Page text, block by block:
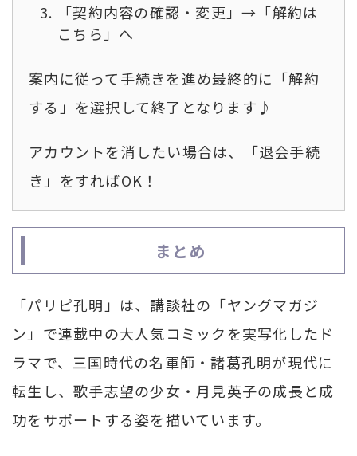
「契約内容の確認・変更」→「解約は
こちら」へ
案内に従って手続きを進め最終的に「解約
する」を選択して終了となります♪
アカウントを消したい場合は、「退会手続
き」をすればOK！
まとめ
「パリピ孔明」は、講談社の「ヤングマガジ
ン」で連載中の大人気コミックを実写化したド
ラマで、三国時代の名軍師・諸葛孔明が現代に
転生し、歌手志望の少女・月見英子の成長と成
功をサポートする姿を描いています。